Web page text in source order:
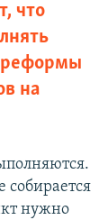
что
реформы
на
собирается
нужно